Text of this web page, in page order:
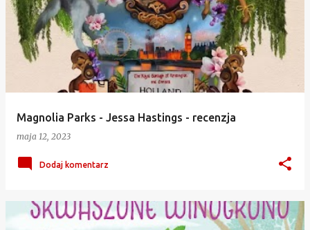
Magnolia Parks - Jessa Hastings - recenzja
maja 12, 2023
Dodaj komentarz